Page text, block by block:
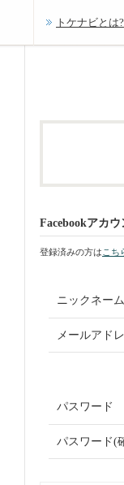
トケナビとは?
Facebookアカ
登録済みの方は こち
ニックネーム
メールアド
パスワード
パスワード(